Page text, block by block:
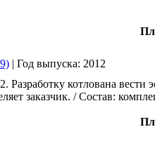
| Год выпуска: 2012
котлована вести
заказчик. / Состав: